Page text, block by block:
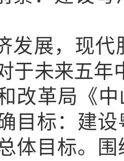
发展 ， 现代
于未来五年
改革局 《
目标：建
体目标。